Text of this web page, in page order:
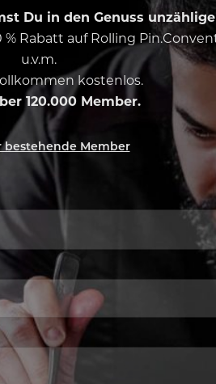
Du in den Genuss
% Rabatt auf Rolling
u.v.m.
kostenlos.
120.000 Member.
bestehende Member